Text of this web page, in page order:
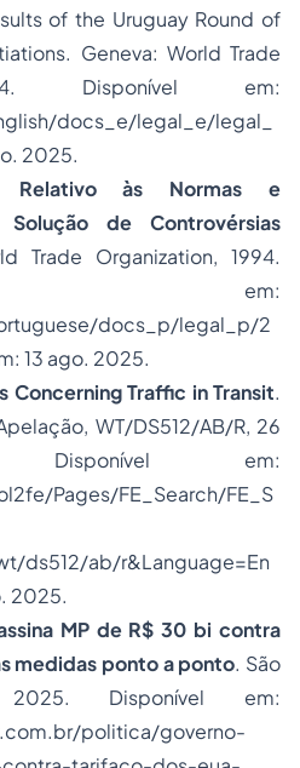
of the Uruguay Round of
. Geneva: World Trade
Disponível em:
docs_e/legal_e/legal_
2025.
Relativo às Normas e
de Controvérsias
Trade Organization, 1994.
em:
docs_p/legal_p/2
13 ago. 2025.
Concerning Traffic in Transit.
WT/DS512/AB/R, 26
em:
Pages/FE_Search/FE_S
ds512/ab/r&Language=En
2025.
MP de R$ 30 bi contra
medidas ponto a ponto. São
2025. Disponível em:
politica/governo-